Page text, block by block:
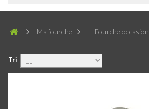
Ma fourche Fourche occasion
Tri